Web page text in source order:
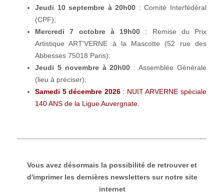
Jeudi 10 septembre à 20h00 : Comité Interfédéral
(CPF);
Mercredi 7 octobre à 19h00 : Remise du Prix
Artistique ART'VERNE à la Mascotte (52 rue des
Abbesses 75018 Paris);
Jeudi 5 novembre à 20h00 : Assemblée Générale
(lieu à préciser);
Samedi 5 décembre 2026: NUIT ARVERNE spéciale
140 ANS de la Ligue Auvergnate.
Vous avez désormais la possibilité de retrouver et
d'imprimer les dernières newsletters sur notre site
internet